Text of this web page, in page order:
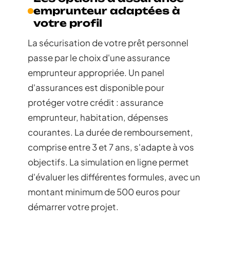
emprunteur adaptées à
votre profil
La sécurisation de votre prêt personnel
passe par le choix d'une assurance
emprunteur appropriée. Un panel
d'assurances est disponible pour
protéger votre crédit : assurance
emprunteur, habitation, dépenses
courantes. La durée de remboursement,
comprise entre 3 et 7 ans, s'adapte à vos
objectifs. La simulation en ligne permet
d'évaluer les différentes formules, avec un
montant minimum de 500 euros pour
démarrer votre projet.